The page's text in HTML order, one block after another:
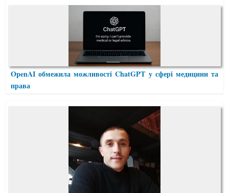
OpenAI обмежила можливості ChatGPT у сфері медицини та
права